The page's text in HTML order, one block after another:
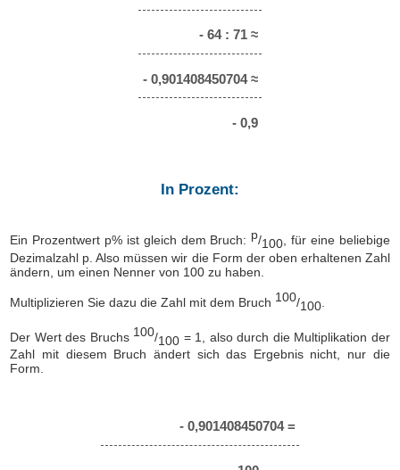
- 64 : 71 ≈
- 0,901408450704 ≈
- 0,9
In Prozent:
Ein Prozentwert p% ist gleich dem Bruch: p/100 , für eine beliebige
Dezimalzahl p. Also müssen wir die Form der oben erhaltenen Zahl
ändern, um einen Nenner von 100 zu haben.
Multiplizieren Sie dazu die Zahl mit dem Bruch 100/100
Der Wert des Bruchs 100/100 = 1, also durch die Multiplikation der
Zahl mit diesem Bruch ändert sich das Ergebnis nicht, nur die
Form.
- 0,901408450704 =